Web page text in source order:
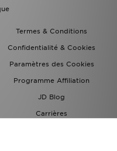
Termes & Conditions
Confidentialité & Cookies
Paramètres des Cookies
Programme Affiliation
JD Blog
Carrières